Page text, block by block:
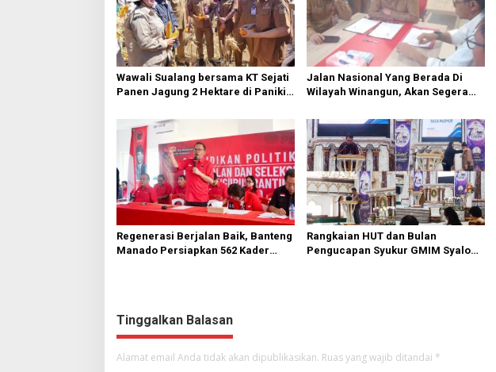
Wawali Sualang bersama KT Sejati
Panen Jagung 2 Hektare di Paniki
Jalan Nasional Yang Berada Di
Wilayah Winangun, Akan Segera
Regenerasi Berjalan Baik, Banteng
Manado Persiapkan 562 Kader
Rangkaian HUT dan Bulan
Pengucapan Syukur GMIM Syalom
Tinggalkan Balasan
Alamat email Anda tidak akan dipublikasikan. Ruas yang wajib ditandai *